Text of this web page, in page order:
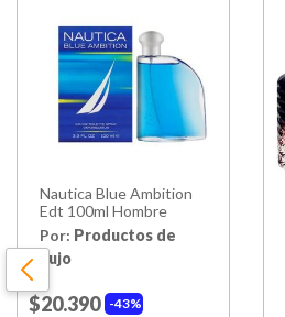
Nautica Blue Ambition
Edt 100ml Hombre
Por: Productos de
Lujo
43%
$20.390